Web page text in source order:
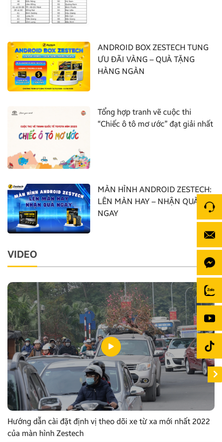
ANDROID BOX ZESTECH TUNG
ƯU ĐÃI VÀNG – QUÀ TẶNG
HÀNG NGÀN
Tổng hợp tranh vẽ cuộc thi
“Chiếc ô tô mơ ước” đạt giải nhất
MÀN HÌNH ANDROID ZESTECH:
LÊN MÀN HAY – NHẬN QUÀ
NGAY
VIDEO
Hướng dẫn cài đặt định vị theo dõi xe từ xa mới nhất 2022
của màn hình Zestech